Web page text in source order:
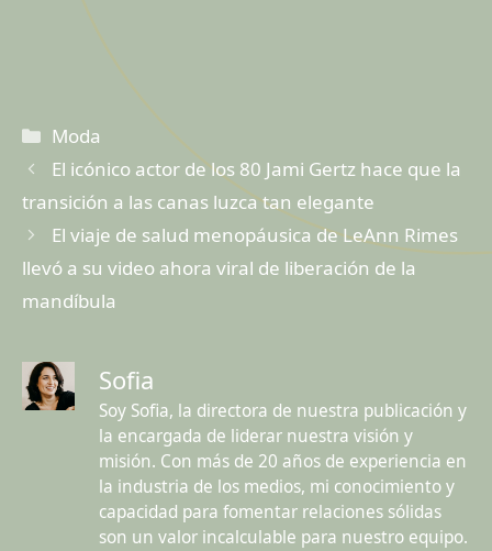
Categorías
Moda
El icónico actor de los 80 Jami Gertz hace que la
transición a las canas luzca tan elegante
El viaje de salud menopáusica de LeAnn Rimes
llevó a su video ahora viral de liberación de la
mandíbula
Sofia
Soy Sofia, la directora de nuestra publicación y
la encargada de liderar nuestra visión y
misión. Con más de 20 años de experiencia en
la industria de los medios, mi conocimiento y
capacidad para fomentar relaciones sólidas
son un valor incalculable para nuestro equipo.